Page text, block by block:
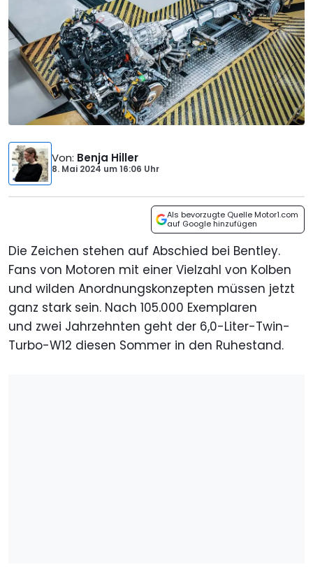
Von: Benja Hiller
8. Mai 2024 um16:06 Uhr
Als bevorzugte Quelle Motor1.com
auf Google hinzufügen
Die Zeichen stehen auf Abschied bei Bentley.
Fans von Motoren mit einer Vielzahl von Kolben
und wilden Anordnungskonzepten müssen jetzt
ganz stark sein. Nach 105.000 Exemplaren
und zwei Jahrzehnten geht der 6,0-Liter-Twin-
Turbo-W12 diesen Sommer in den Ruhestand.